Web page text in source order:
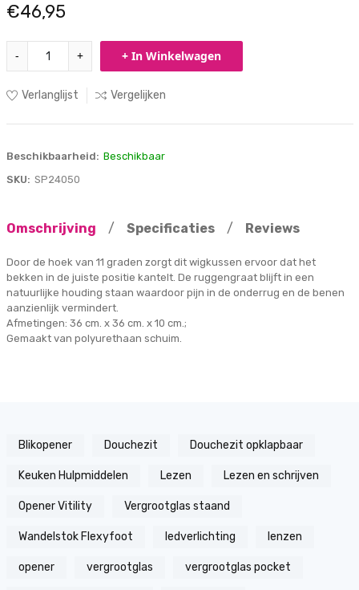
€46,95
- + + In Winkelwagen
Verlanglijst Vergelijken
Beschikbaarheid: Beschikbaar
SKU: SP24050
Omschrijving / Specificaties / Reviews
Door de hoek van 11 graden zorgt dit wigkussen ervoor dat het
bekken in de juiste positie kantelt. De ruggengraat blijft in een
natuurlijke houding staan waardoor pijn in de onderrug en de benen
aanzienlijk vermindert.
Afmetingen: 36 cm. x 36 cm. x 10 cm.;
Gemaakt van polyurethaan schuim.
Blikopener Douchezit Douchezit opklapbaar
Keuken Hulpmiddelen Lezen Lezen en schrijven
Opener Vitility Vergrootglas staand
Wandelstok Flexyfoot ledverlichting lenzen
opener vergrootglas vergrootglas pocket